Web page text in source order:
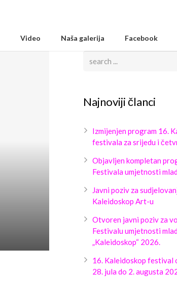
Video Naša galerija Facebook
Najnoviji članci
Izmijenjen program 16.
festivala za srijedu i
Objavljen kompletan
Festivala umjetnosti
Javni poziv za
Kaleidoskop Art-u
Otvoren javni poziv za
Festivalu umjetnosti
„Kaleidoskop“ 2026.
16. Kaleidoskop festival
28. jula do 2. augusta